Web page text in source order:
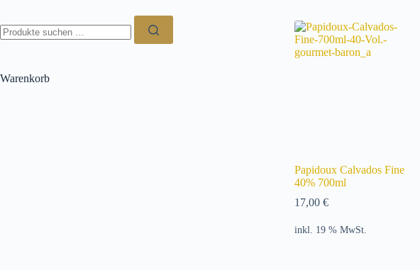
Papidoux Calvados Fine
40% 700ml
17,00 €
inkl. 19 % MwSt.
nach:
Warenkorb